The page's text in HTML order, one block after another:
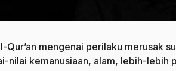
Qur’an mengenai perilaku merusak
nilai kemanusiaan, alam, lebih-lebih